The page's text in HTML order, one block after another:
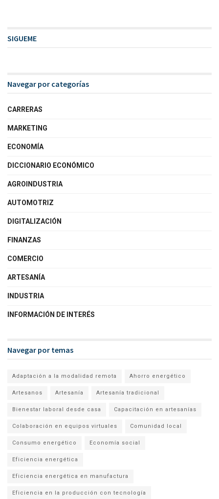
SIGUEME
Navegar por categorías
CARRERAS
MARKETING
ECONOMÍA
DICCIONARIO ECONÓMICO
AGROINDUSTRIA
AUTOMOTRIZ
DIGITALIZACIÓN
FINANZAS
COMERCIO
ARTESANÍA
INDUSTRIA
INFORMACIÓN DE INTERÉS
Navegar por temas
Adaptación a la modalidad remota Ahorro energético
Artesanos Artesanía Artesanía tradicional
Bienestar laboral desde casa Capacitación en artesanías
Colaboración en equipos virtuales Comunidad local
Consumo energético Economía social
Eficiencia energética
Eficiencia energética en manufactura
Eficiencia en la producción con tecnología